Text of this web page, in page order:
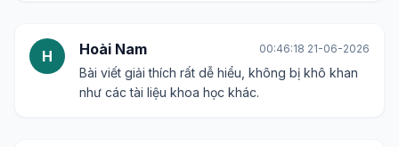
H Hoài Nam 00:46:18 21-06-2026
Bài viết giải thích rất dễ hiểu, không bị khô khan
như các tài liệu khoa học khác.